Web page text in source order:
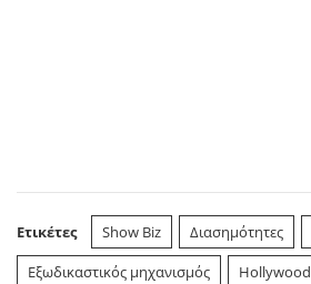
Ετικέτες Show Biz Διασημότητες
Εξωδικαστικός μηχανισμός
Hollywood